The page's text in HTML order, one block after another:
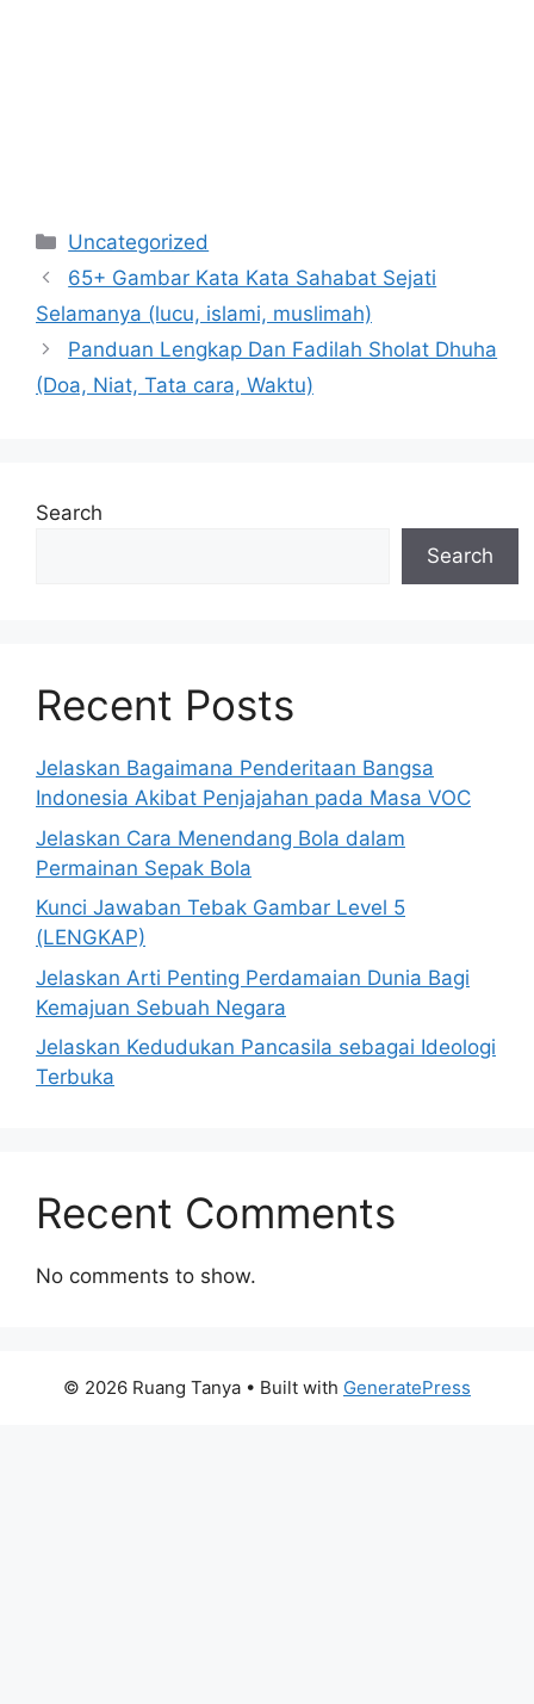
Categories
Uncategorized
65+ Gambar Kata Kata Sahabat Sejati
Selamanya (lucu, islami, muslimah)
Panduan Lengkap Dan Fadilah Sholat Dhuha
(Doa, Niat, Tata cara, Waktu)
Search
Search
Recent Posts
Jelaskan Bagaimana Penderitaan Bangsa
Indonesia Akibat Penjajahan pada Masa VOC
Jelaskan Cara Menendang Bola dalam
Permainan Sepak Bola
Kunci Jawaban Tebak Gambar Level 5
(LENGKAP)
Jelaskan Arti Penting Perdamaian Dunia Bagi
Kemajuan Sebuah Negara
Jelaskan Kedudukan Pancasila sebagai Ideologi
Terbuka
Recent Comments
No comments to show.
© 2026 Ruang Tanya • Built with GeneratePress